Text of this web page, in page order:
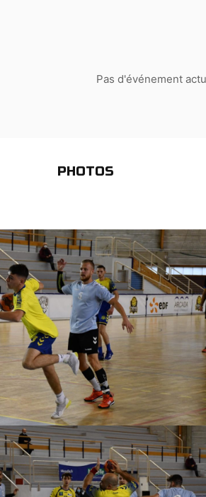
Pas d'événement
PHOTOS